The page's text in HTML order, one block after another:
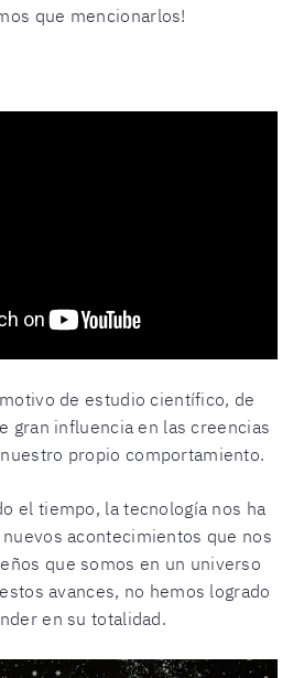
que mencionarlos!
de estudio científico, de
gran influencia en las creencias
propio comportamiento.
el tiempo, la tecnología nos ha
acontecimientos que nos
que somos en un universo
avances, no hemos logrado
en su totalidad.